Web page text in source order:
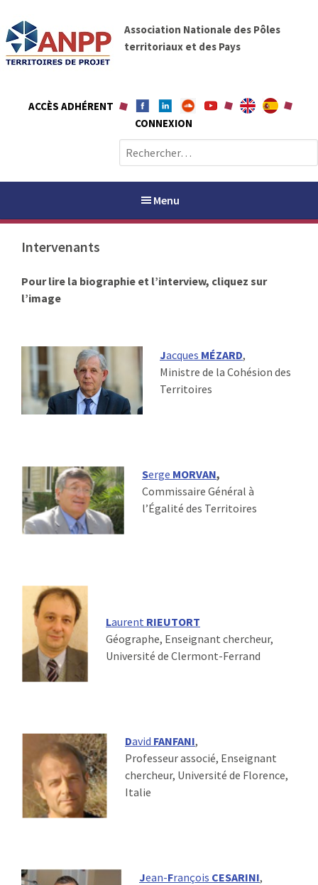
t
A
N
P
P
Association Nationale des Pôles
territoriaux et des Pays
ACCÈS ADHÉRENT
CONNEXION
e
c
e
Menu
PUBLICATIONS
JURIDIQUE
EMPLOI
Intervenants
Pour lire la biographie et l’interview, cliquez sur
l’image
Jacques MÉZARD,
Ministre de la Cohésion des
Territoires
Serge MORVAN,
Commissaire Général à
l’Égalité des Territoires
Laurent RIEUTORT
Géographe, Enseignant chercheur,
Université de Clermont-Ferrand
David FANFANI,
Professeur associé, Enseignant
chercheur, Université de Florence,
Italie
Jean-François CESARINI,